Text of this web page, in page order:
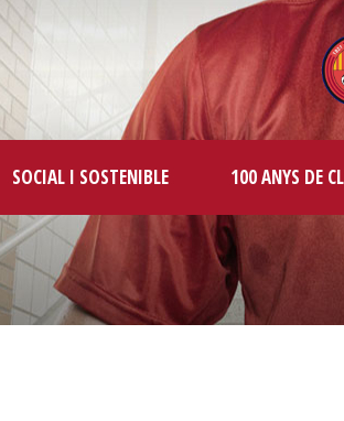
SOCIAL I SOSTENIBLE 100 ANYS DE